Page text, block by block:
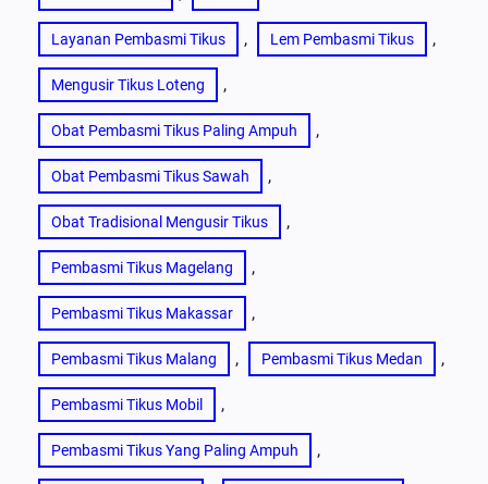
Layanan Pembasmi Tikus , Lem Pembasmi Tikus ,
Mengusir Tikus Loteng ,
Obat Pembasmi Tikus Paling Ampuh ,
Obat Pembasmi Tikus Sawah ,
Obat Tradisional Mengusir Tikus ,
Pembasmi Tikus Magelang ,
Pembasmi Tikus Makassar ,
Pembasmi Tikus Malang , Pembasmi Tikus Medan ,
Pembasmi Tikus Mobil ,
Pembasmi Tikus Yang Paling Ampuh ,